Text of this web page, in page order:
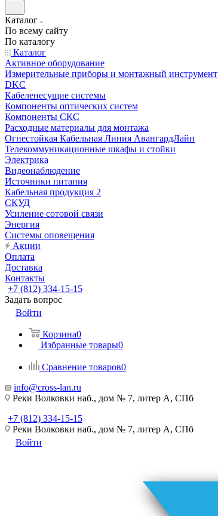
Каталог
По всему сайту
По каталогу
Каталог
Активное оборудование
Измерительные приборы и монтажный инструмент
DKC
Кабеленесущие системы
Компоненты оптических систем
Компоненты СКС
Расходные материалы для монтажа
Огнестойкая Кабельная Линия АвангардЛайн
Телекоммуникационные шкафы и стойки
Электрика
Видеонаблюдение
Источники питания
Кабельная продукция 2
СКУД
Усиление сотовой связи
Энергия
Системы оповещения
Акции
Оплата
Доставка
Контакты
+7 (812) 334-15-15
Задать вопрос
Войти
Корзина0
Избранные товары0
Сравнение товаров0
info@cross-lan.ru
Реки Волковки наб., дом № 7, литер А, СПб
+7 (812) 334-15-15
Реки Волковки наб., дом № 7, литер А, СПб
Войти